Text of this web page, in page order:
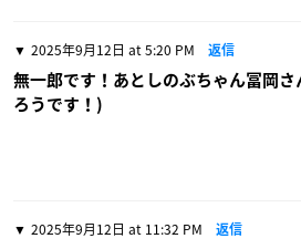
2025年9月12日 at 5:20 PM 返信
無一郎です！あとしのぶちゃん冨岡
ろうです！)
2025年9月12日 at 11:32 PM 返信